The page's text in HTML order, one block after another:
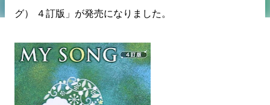
グ） ４訂版」が発売になりました。